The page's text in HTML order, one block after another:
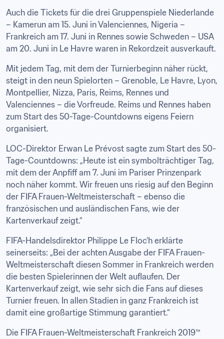
Auch die Tickets für die drei Gruppenspiele Niederlande
– Kamerun am 15. Juni in Valenciennes, Nigeria –
Frankreich am 17. Juni in Rennes sowie Schweden – USA
am 20. Juni in Le Havre waren in Rekordzeit ausverkauft.
Mit jedem Tag, mit dem der Turnierbeginn näher rückt,
steigt in den neun Spielorten – Grenoble, Le Havre, Lyon,
Montpellier, Nizza, Paris, Reims, Rennes und
Valenciennes – die Vorfreude. Reims und Rennes haben
zum Start des 50-Tage-Countdowns eigens Feiern
organisiert.
LOC-Direktor Erwan Le Prévost sagte zum Start des 50-
Tage-Countdowns: „Heute ist ein symbolträchtiger Tag,
mit dem der Anpfiff am 7. Juni im Pariser Prinzenpark
noch näher kommt. Wir freuen uns riesig auf den Beginn
der FIFA Frauen-Weltmeisterschaft – ebenso die
französischen und ausländischen Fans, wie der
Kartenverkauf zeigt.“
FIFA-Handelsdirektor Philippe Le Floc‘h erklärte
seinerseits: „Bei der achten Ausgabe der FIFA Frauen-
Weltmeisterschaft diesen Sommer in Frankreich werden
die besten Spielerinnen der Welt auflaufen. Der
Kartenverkauf zeigt, wie sehr sich die Fans auf dieses
Turnier freuen. In allen Stadien in ganz Frankreich ist
damit eine großartige Stimmung garantiert.“
Die FIFA Frauen-Weltmeisterschaft Frankreich 2019™